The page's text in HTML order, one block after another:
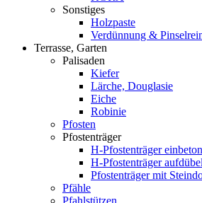
Sonstiges
Holzpaste
Verdünnung &
Terrasse, Garten
Palisaden
Kiefer
Lärche, Douglasie
Eiche
Robinie
Pfosten
Pfostenträger
H-Pfostenträger
H-Pfostenträger
Pfostenträger mit
Pfähle
Pfahlstützen